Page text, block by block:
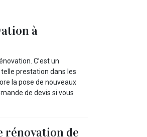
à
C’est un
prestation dans les
la pose de nouveaux
de devis si vous
rénovation de